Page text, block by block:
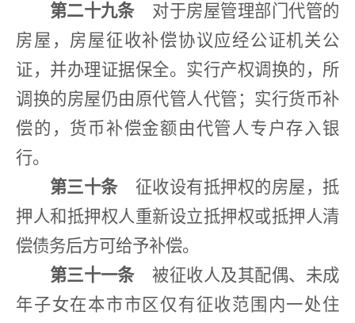
第二十九条
对于房屋管理部门代管的
房屋，房屋征收补偿协议应经公证机关公
证，并办理证据保全。实行产权调换的，所
调换的房屋仍由原代管人代管；实行货币补
偿的，货币补偿金额由代管人专户存入银
行。
第三十条
征收设有抵押权的房屋，抵
押人和抵押权人重新设立抵押权或抵押人清
偿债务后方可给予补偿。
第三十一条
被征收人及其配偶、未成
年子女在本市市区仅有征收范围内一处住